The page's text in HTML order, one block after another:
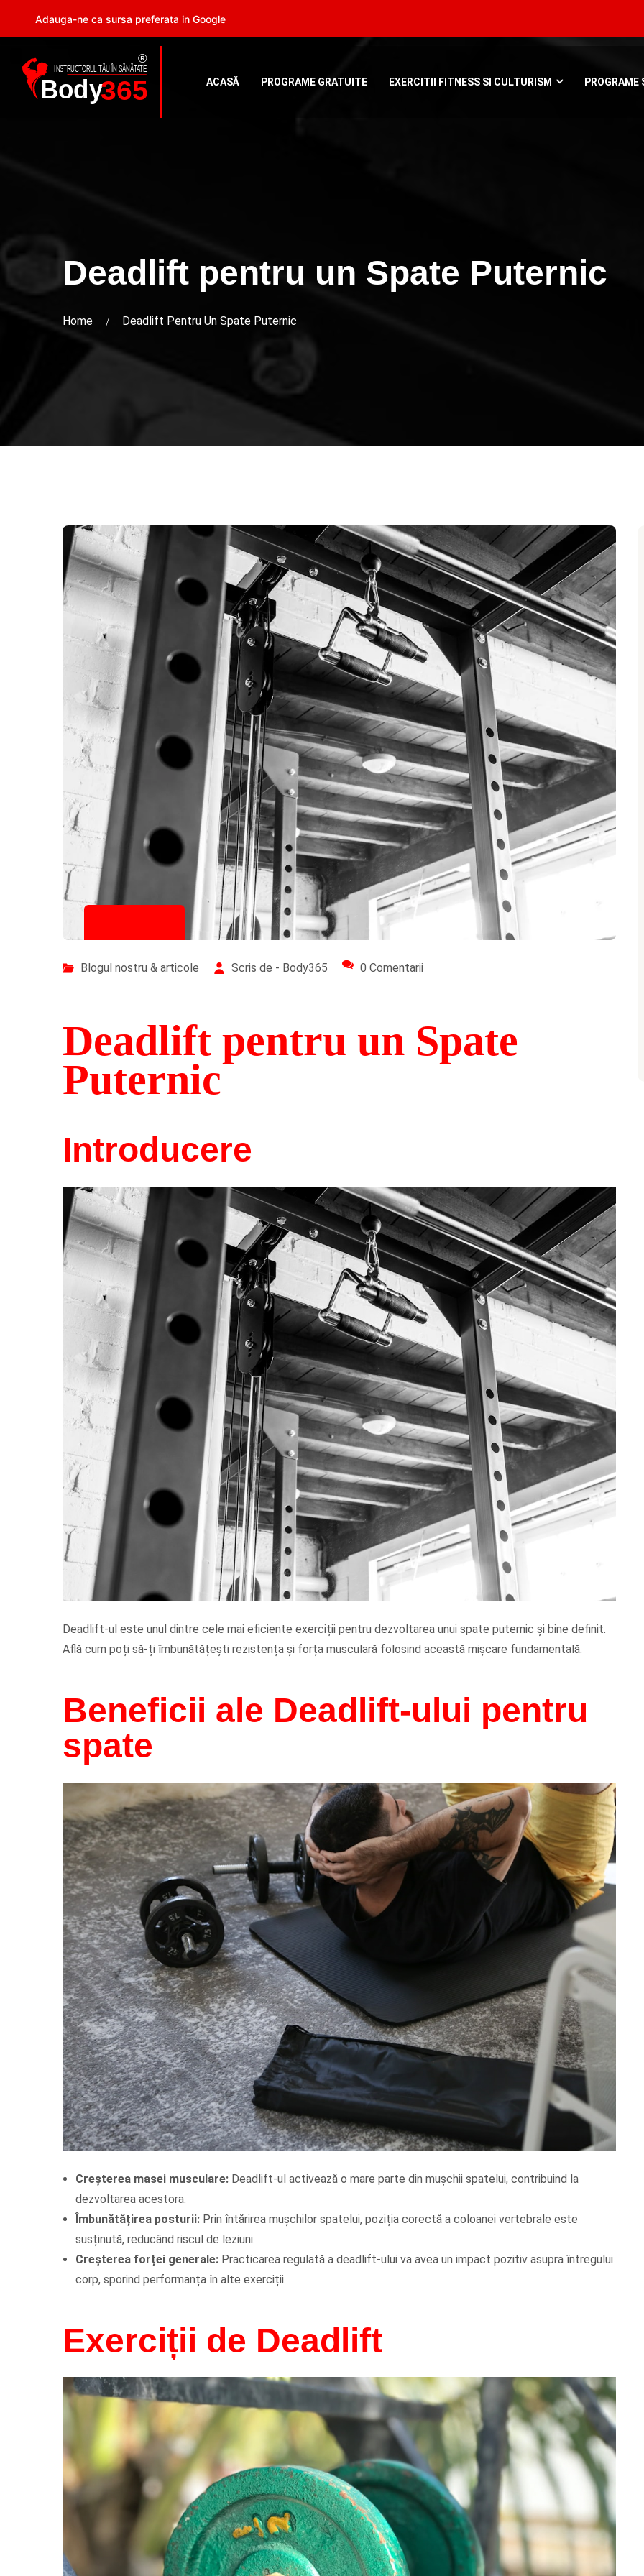
ACASĂ PROGRAME GRATUITE EXERCITII FITNESS SI CULTURISM PROGRAME
Deadlift pentru un Spate Puternic
Home Deadlift Pentru Un Spate Puternic
Blogul nostru & articole Scris de - Body365 0 Comentarii
Deadlift pentru un Spate
Puternic
Introducere
Deadlift-ul este unul dintre cele mai eficiente exerciții pentru dezvoltarea unui spate puternic și bine definit.
Află cum poți să-ți îmbunătățești rezistența și forța musculară folosind această mișcare fundamentală.
Beneficii ale Deadlift-ului pentru
spate
Creșterea masei musculare: Deadlift-ul activează o mare parte din mușchii spatelui, contribuind la
dezvoltarea acestora.
Îmbunătățirea posturii: Prin întărirea mușchilor spatelui, poziția corectă a coloanei vertebrale este
susținută, reducând riscul de leziuni.
Creșterea forței generale: Practicarea regulată a deadlift-ului va avea un impact pozitiv asupra întregului
corp, sporind performanța în alte exerciții.
Exerciții de Deadlift
Adauga-ne ca sursa preferata in Google